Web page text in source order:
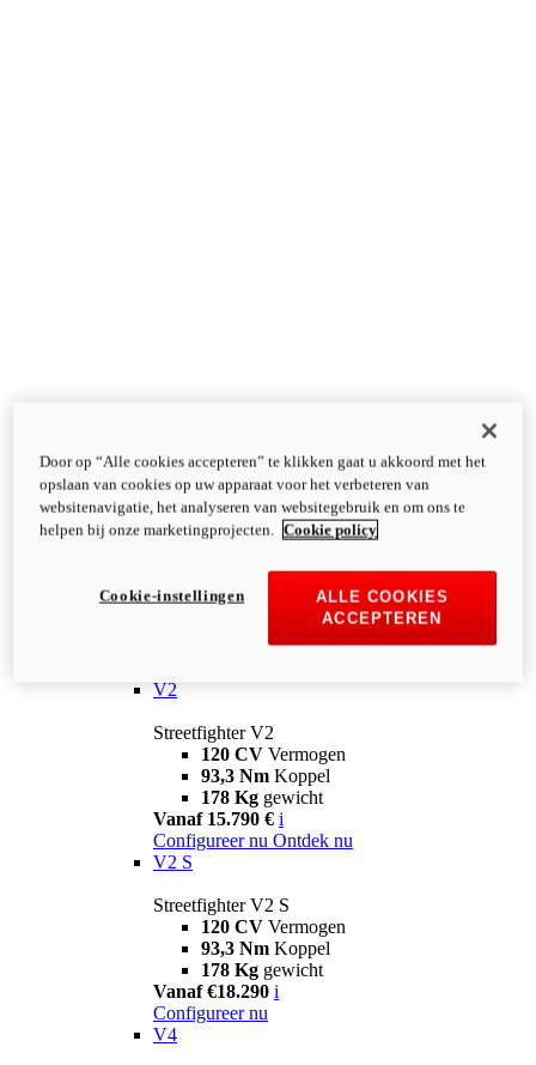
V2
Streetfighter V2
120 CV Vermogen
93,3 Nm Koppel
178 Kg gewicht
Vanaf 15.790 € i
Configureer nu Ontdek nu
V2 S
Streetfighter V2 S
120 CV Vermogen
93,3 Nm Koppel
178 Kg gewicht
Vanaf €18.290 i
Configureer nu
V4
Door op “Alle cookies accepteren” te klikken gaat u akkoord met het
opslaan van cookies op uw apparaat voor het verbeteren van
websitenavigatie, het analyseren van websitegebruik en om ons te
helpen bij onze marketingprojecten.
Cookie policy
ALLE COOKIES
ACCEPTEREN
Cookie-instellingen